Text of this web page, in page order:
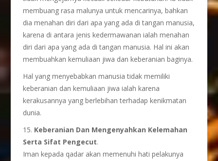
membuang rasa malunya untuk mencarinya, bahkan
dia menahan diri dari apa yang ada di tangan manusia,
karena di antara jenis kedermawanan ialah menahan
diri dari apa yang ada di tangan manusia. Hal ini akan
membuahkan kemuliaan jiwa dan keberanian baginya.
Hal yang menyebabkan manusia tidak memiliki
keberanian dan kemuliaan jiwa ialah karena
kerakusannya yang berlebihan terhadap kenikmatan
dunia.
15. Keberanian Dan Mengenyahkan Kelemahan
Serta Sifat Pengecut.
Iman kepada qadar akan memenuhi hati pelakunya